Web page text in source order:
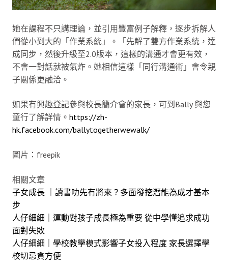
她在課程不只講理論，並引用豐富例子解釋，逐步拆解人
們從小到大的「作業系統」。「先解了雙方作業系統，達
成同步，然後升級至2.0版本，這樣的溝通才會更有效，
不會一對話就被氣炸。她相信這樣「同行溝通術」會令親
子關係更融洽。
如果有興趣登記參與校長簡介會的家長，可到Bally 與您
童行了解詳情。 https://zh-
hk.facebook.com/ballytogetherwewalk/
圖片：freepik
相關文章
子女成長 ｜讀書叻先有將來？多面發挖潛能為成才基本
步
人仔細細｜運動對孩子成長極為重要 從中學懂追求成功
面對失敗
人仔細細｜學校教學模式影響子女投入程度 家長選擇學
校切忌貪方便